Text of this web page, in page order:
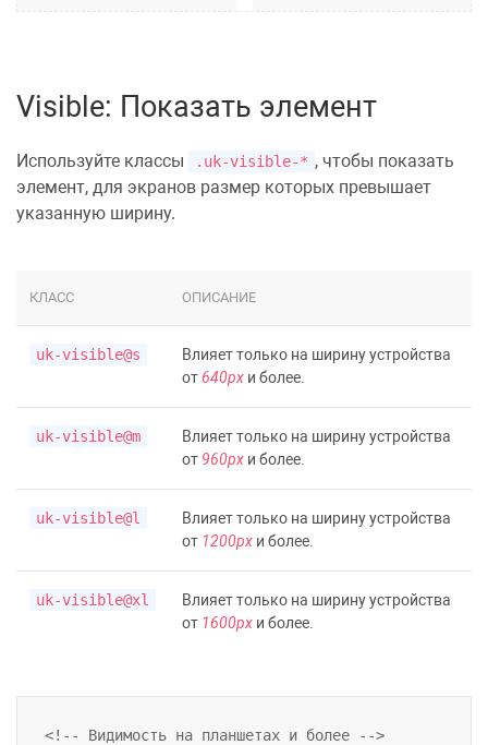
Visible: Показать элемент
Используйте классы .uk-visible-* , чтобы показать
элемент, для экранов размер которых превышает
указанную ширину.
КЛАСС ОПИСАНИЕ
uk-visible@s
Влияет только на ширину устройства
от640px и более.
uk-visible@m
Влияет только на ширину устройства
от 960px и более.
uk-visible@l
Влияет только на ширину устройства
от 1200px и более.
uk-visible@xl
Влияет только на ширину устройства
от 1600px и более.
<!-- Видимость на планшетах и более -->